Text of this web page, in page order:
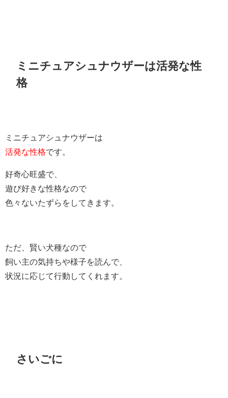
ミニチュアシュナウザーは活発な性
格
ミニチュアシュナウザーは
活発な性格です。
好奇心旺盛で、
遊び好きな性格なので
色々ないたずらをしてきます。
ただ、賢い犬種なので
飼い主の気持ちや様子を読んで、
状況に応じて行動してくれます。
さいごに